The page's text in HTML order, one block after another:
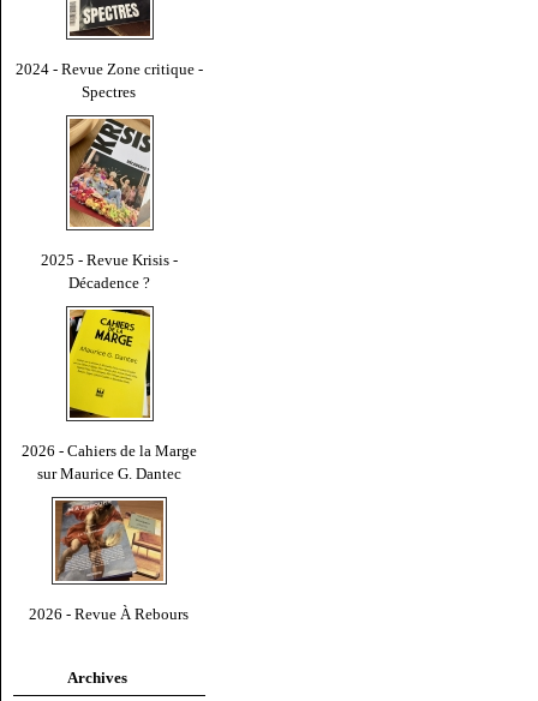
2024 - Revue Zone critique -
Spectres
2025 - Revue Krisis -
Décadence ?
2026 - Cahiers de la Marge
sur Maurice G. Dantec
2026 - Revue À Rebours
Archives